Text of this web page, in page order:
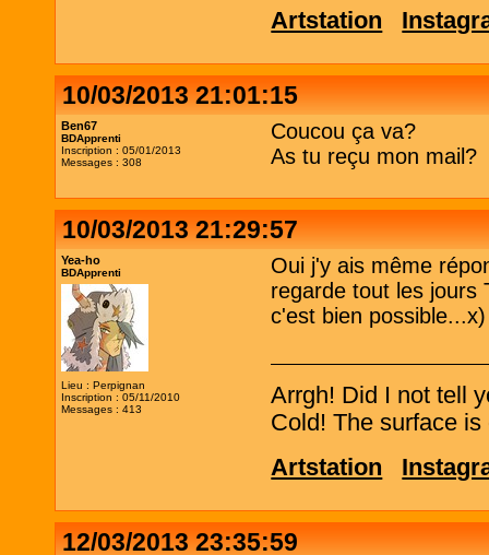
Artstation
10/03/2013 21:01:15
Ben67
BDApprenti
Inscription : 05/01/2013
Messages : 308
Coucou ça va?
As tu reçu mon mail?
10/03/2013 21:29:57
Yea-ho
BDApprenti
Lieu : Perpignan
Inscription : 05/11/2010
Messages : 413
Oui j'y ais même
regarde tout les jours
c'est bien possible...x)
Arrgh! Did I not tell
Cold! The surface
Artstation
12/03/2013 23:35:59